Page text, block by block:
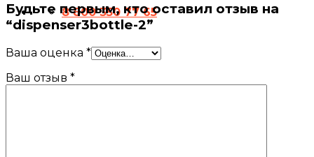
8 800 350 77 65
Будьте первым, кто оставил отзыв на
“dispenser3bottle-2”
Ваша оценка *
Ваш отзыв *